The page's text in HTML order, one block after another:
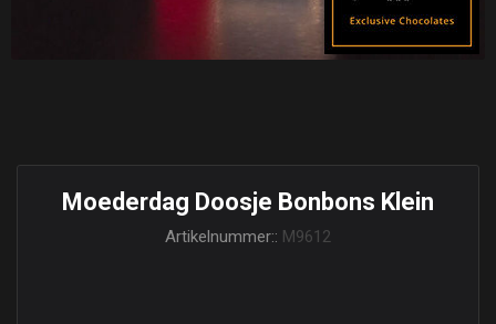
Moederdag Doosje Bonbons Klein
Artikelnummer:: M9612